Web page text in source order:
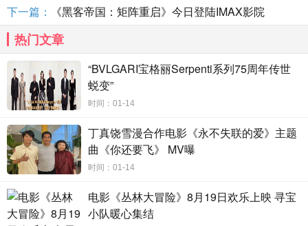
物形象都立体饱满，并非刻板印象中彪悍粗糙的东北人，在
生猛勇敢的同时，也有着复杂而微妙的心绪转变，表现出细
腻、斯文的一面。有影评人曾感叹“只有耿军才能拍出这样的
东北。”
实力阵容｜章宇马丽首次同框飙戏，“走心”诠释裂痕婚姻
度霸榜各大平台的热搜榜单，引发大量网友的热情期待。章
宇曾凭借在《我不是药神》中的出色表演，被公认为“华语影
坛最大惊喜”。马丽曾主演《夏洛特烦恼》《羞羞的铁拳》等
开心麻花爆款电影，是最受主流观众青睐的喜剧演员之一。
影片中，章宇一如既往演技精湛，准确地呈现出了一个中年
下一篇：
《黑客帝国：矩阵重启》今日登陆IMAX影院
热门文章
“BVLGARI宝格丽Serpenti系列75周年传世
蜕变”
时间：01-14
丁真饶雪漫合作电影《永不失联的爱》主题
曲《你还要飞》 MV曝
时间：01-14
电影《丛林大冒险》8月19日欢乐上映 寻宝
小队暖心集结